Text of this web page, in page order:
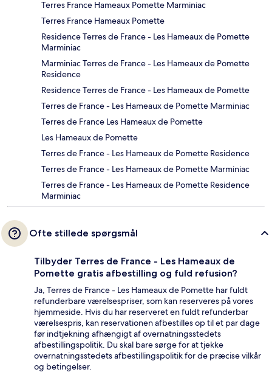
Terres France Hameaux Pomette Marminiac
Terres France Hameaux Pomette
Residence Terres de France - Les Hameaux de Pomette
Marminiac
Marminiac Terres de France - Les Hameaux de Pomette
Residence
Residence Terres de France - Les Hameaux de Pomette
Terres de France - Les Hameaux de Pomette Marminiac
Terres de France Les Hameaux de Pomette
Les Hameaux de Pomette
Terres de France - Les Hameaux de Pomette Residence
Terres de France - Les Hameaux de Pomette Marminiac
Terres de France - Les Hameaux de Pomette Residence
Marminiac
Ofte stillede spørgsmål
Tilbyder Terres de France - Les Hameaux de
Pomette gratis afbestilling og fuld refusion?
Ja, Terres de France - Les Hameaux de Pomette har fuldt
refunderbare værelsespriser, som kan reserveres på vores
hjemmeside. Hvis du har reserveret en fuldt refunderbar
værelsespris, kan reservationen afbestilles op til et par dage
før indtjekning afhængigt af overnatningsstedets
afbestillingspolitik. Du skal bare sørge for at tjekke
overnatningsstedets afbestillingspolitik for de præcise vilkår
og betingelser.